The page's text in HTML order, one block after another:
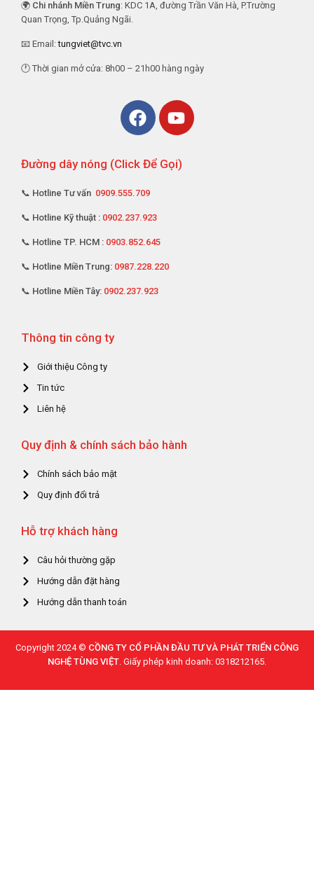
🌍 Chi nhánh Miền Trung: KDC 1A, đường Trần Văn Hà, P.Trường
Quan Trọng, Tp.Quảng Ngãi.
📧 Email:tungviet@tvc.vn
🕐 Thời gian mở cửa: 8h00 – 21h00 hàng ngày
Đường dây nóng (Click Để Gọi)
📞 Hotline Tư vấn 0909.555.709
📞 Hotline Kỹ thuật : 0902.237.923
📞 Hotline TP. HCM : 0903.852.645
📞 Hotline Miền Trung: 0987.228.220
📞 Hotline Miền Tây: 0902.237.923
Thông tin công ty
Giới thiệu Công ty
Tin tức
Liên hệ
Quy định & chính sách bảo hành
Chính sách bảo mật
Quy định đổi trả
Hỗ trợ khách hàng
Câu hỏi thường gặp
Hướng dẫn đặt hàng
Hướng dẫn thanh toán
Copyright 2024 © CỒNG TY CỔ PHẦN ĐẦU TƯ VÀ PHÁT TRIỂN CÔNG
NGHỆ TÙNG VIỆT. Giấy phép kinh doanh: 0318212165.